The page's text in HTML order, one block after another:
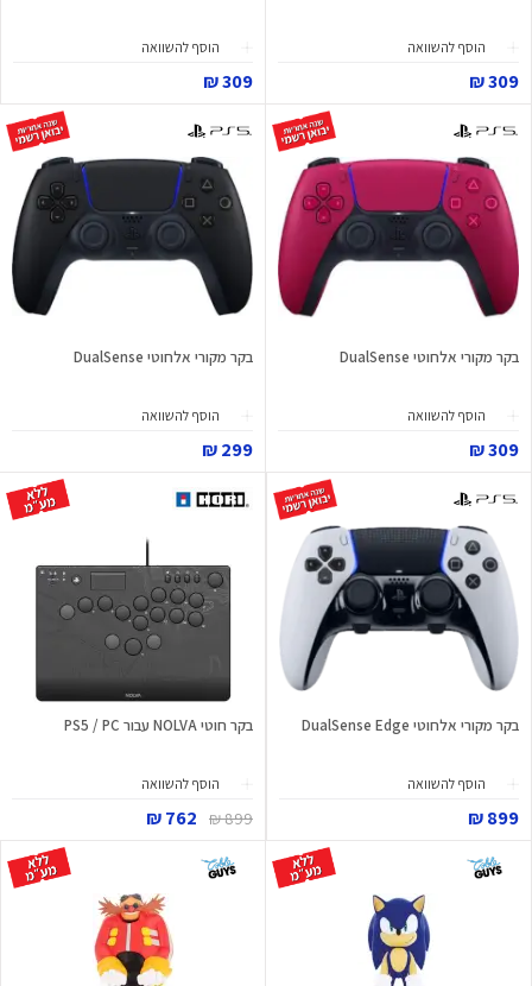
הוסף להשוואה
309 ₪
הוסף להשוואה
309 ₪
בקר מקורי אלחוטי DualSense
הוסף להשוואה
309 ₪
בקר מקורי אלחוטי DualSense
הוסף להשוואה
299 ₪
בקר מקורי אלחוטי DualSense Edge
הוסף להשוואה
899 ₪
בקר חוטי NOLVA עבור PS5 / PC
הוסף להשוואה
899 ₪
762 ₪